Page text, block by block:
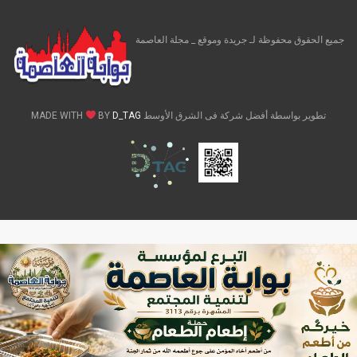
جميع الحقوق محفوظة لـ جريدة وموقع _ مجلة العاصمة
تطوير بواسطة أفضل شركة فى الشرق الأوسط MADE WITH BY D_TAG